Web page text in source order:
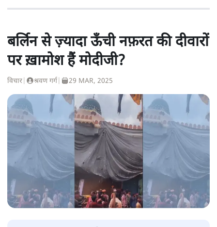
बर्लिन से ज़्यादा ऊँची नफ़रत की दीवारों
पर ख़ामोश हैं मोदीजी?
विचार श्रवण गर्ग 29 MAR, 2025